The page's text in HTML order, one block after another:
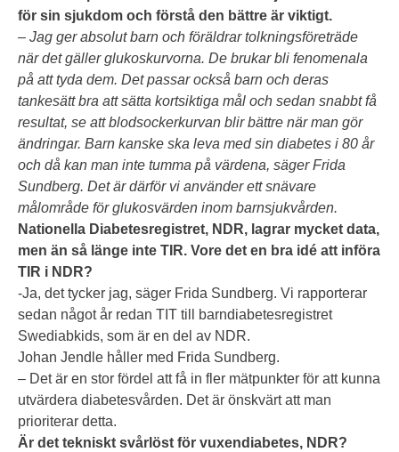
för sin sjukdom och förstå den bättre är viktigt.
– Jag ger absolut barn och föräldrar tolkningsföreträde
när det gäller glukoskurvorna. De brukar bli fenomenala
på att tyda dem. Det passar också barn och deras
tankesätt bra att sätta kortsiktiga mål och sedan snabbt få
resultat, se att blodsockerkurvan blir bättre när man gör
ändringar. Barn kanske ska leva med sin diabetes i 80 år
och då kan man inte tumma på värdena, säger Frida
Sundberg. Det är därför vi använder ett snävare
målområde för glukosvärden inom barnsjukvården.
Nationella Diabetesregistret, NDR, lagrar mycket data,
men än så länge inte TIR. Vore det en bra idé att införa
TIR i NDR?
-Ja, det tycker jag, säger Frida Sundberg. Vi rapporterar
sedan något år redan TIT till barndiabetesregistret
Swediabkids, som är en del av NDR.
Johan Jendle håller med Frida Sundberg.
– Det är en stor fördel att få in fler mätpunkter för att kunna
utvärdera diabetesvården. Det är önskvärt att man
prioriterar detta.
Är det tekniskt svårlöst för vuxendiabetes, NDR?